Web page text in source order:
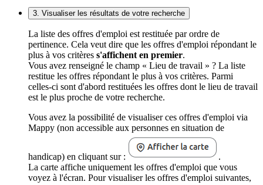
3. Visualiser les résultats de votre recherche
La liste des offres d'emploi est restituée par ordre de
pertinence. Cela veut dire que les offres d'emploi répondant le
plus à vos critères s'affichent en premier.
Vous avez renseigné le champ « Lieu de travail » ? La liste
restitue les offres répondant le plus à vos critères. Parmi
celles-ci sont d'abord restituées les offres dont le lieu de travail
est le plus proche de votre recherche.
Vous avez la possibilité de visualiser ces offres d'emploi via
Mappy (non accessible aux personnes en situation de
handicap) en cliquant sur :
.
La carte affiche uniquement les offres d'emploi que vous
voyez à l'écran. Pour visualiser les offres d'emploi suivantes,